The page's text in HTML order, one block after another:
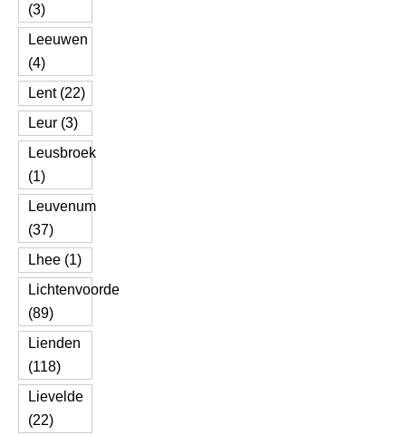
(3)
Leeuwen
(4)
Lent (22)
Leur (3)
Leusbroek
(1)
Leuvenum
(37)
Lhee (1)
Lichtenvoorde
(89)
Lienden
(118)
Lievelde
(22)